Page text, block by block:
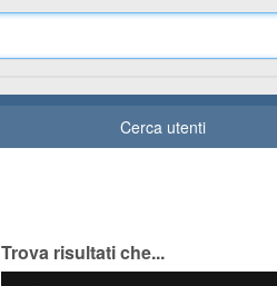
Cerca utenti
Trova risultati che...